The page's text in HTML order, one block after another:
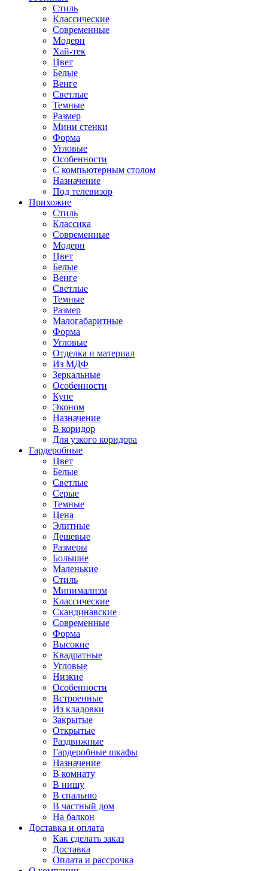
Стиль
Классические
Современные
Модерн
Хай-тек
Цвет
Белые
Венге
Светлые
Темные
Размер
Мини стенки
Форма
Угловые
Особенности
С компьютерным столом
Назначение
Под телевизор
Прихожие
Стиль
Классика
Современные
Модерн
Цвет
Белые
Венге
Светлые
Темные
Размер
Малогабаритные
Форма
Угловые
Отделка и материал
Из МДФ
Зеркальные
Особенности
Купе
Эконом
Назначение
В коридор
Для узкого коридора
Гардеробные
Цвет
Белые
Светлые
Серые
Темные
Цена
Элитные
Дешевые
Размеры
Большие
Маленькие
Стиль
Минимализм
Классические
Скандинавские
Современные
Форма
Высокие
Квадратные
Угловые
Низкие
Особенности
Встроенные
Из кладовки
Закрытые
Открытые
Раздвижные
Гардеробные шкафы
Назначение
В комнату
В нишу
В спальню
В частный дом
На балкон
Доставка и оплата
Как сделать заказ
Доставка
Оплата и рассрочка